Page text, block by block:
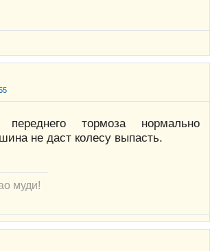
тормоза нормально
не даст колесу выпасть.
муди!